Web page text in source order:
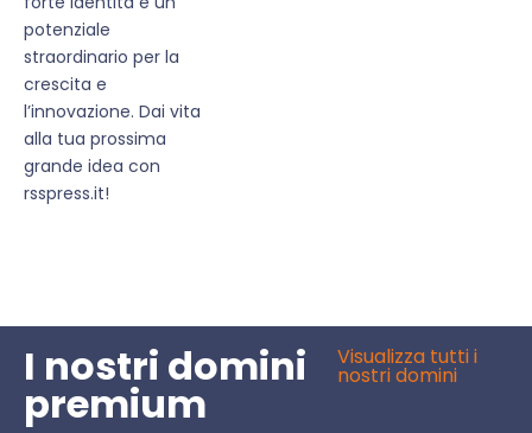
potenziale
straordinario per la
crescita e
l’innovazione. Dai vita
alla tua prossima
grande idea con
rsspress.it!
I nostri domini
premium
Visualizza tutti i
nostri domini